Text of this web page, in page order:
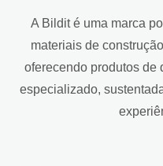
A Bildit é uma marca
materiais de
oferecendo produtos
especializado,